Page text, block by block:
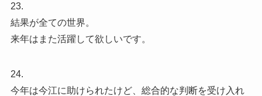
23.
結果が全ての世界。
来年はまた活躍して欲しいです。
24.
今年は今江に助けられたけど、総合的な判断を受け入れ